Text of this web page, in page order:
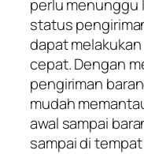
perlu menunggu
status
dapat
cepat. Dengan
pengiriman
mudah
awal sampai
sampai di